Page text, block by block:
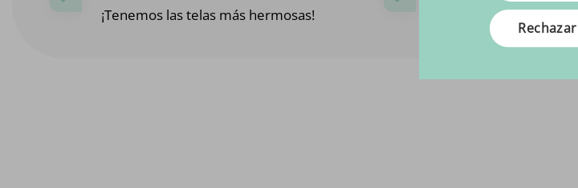
¡Tenemos las telas más hermosas! ¡Estaremos
Rechazar